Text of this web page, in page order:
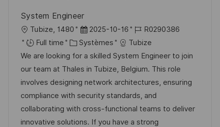
t
n
f
i
c
h
a
g
e
d
u
p
o
s
t
e
e
System Engineer
o
c
a
l
i
s
a
Tubize, 1480
D
a
t
e
d
’
a
f
2025-10-16
R
é
f
é
r
e
n
c
R0290386
Full time
C
a
t
é
g
o
r
Systèmes
Tubize
We are looking for a skilled System Engineer to join
our team at Thales in Tubize, Belgium. This role
involves designing network architectures, ensuring
compliance with security standards, and
collaborating with cross-functional teams to deliver
innovative solutions. If you have a strong